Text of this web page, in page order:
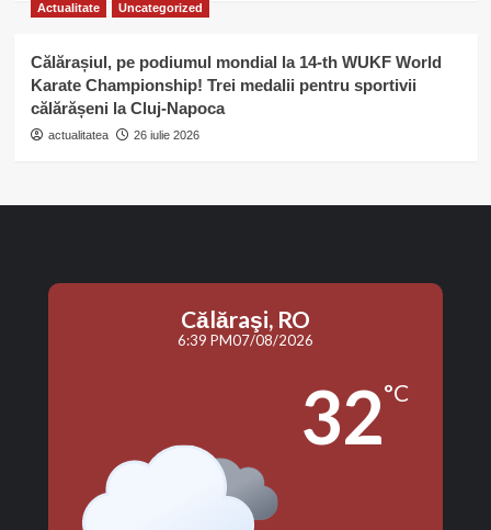
Actualitate Uncategorized
Călărașiul, pe podiumul mondial la 14-th WUKF World
Karate Championship! Trei medalii pentru sportivii
călărășeni la Cluj-Napoca
actualitatea 26 iulie 2026
Călăraşi, RO
6:39 PM07/08/2026
32°C